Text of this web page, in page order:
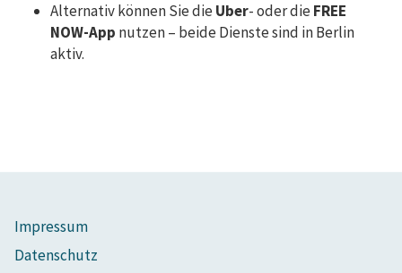
Alternativ können Sie dieUber- oder dieFREE
NOW-App nutzen – beide Dienste sind in Berlin
aktiv.
Impressum
Datenschutz